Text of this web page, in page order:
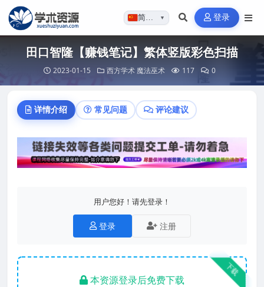
简体…▼ 登录
田口智隆【赚钱笔记】繁体竖版彩色扫描
2023-01-15 西方学术 魔法巫术 117 0
详情介绍 常见问题 评论建议
用户您好！请先登录！
登录 注册
下载
本资源登录后免费下载